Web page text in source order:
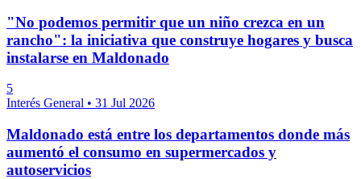
"No podemos permitir que un niño crezca en un
rancho": la iniciativa que construye hogares y busca
instalarse en Maldonado
5
Interés General • 31 Jul 2026
Maldonado está entre los departamentos donde más
aumentó el consumo en supermercados y
autoservicios